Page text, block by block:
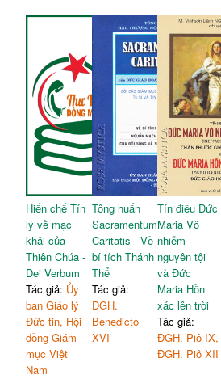
Hiến chế Tín
lý về mạc
khải của
Thiên Chúa -
Dei Verbum
Tác giả: Ủy
ban Giáo lý
Đức tin, Hội
đồng Giám
mục Việt
Nam
Tông huấn
Sacramentum
Caritatis - Về
bí tích Thánh
Thể
Tác giả:
ĐGH.
Benedicto
XVI
Tín điều Đức
Maria Vô
nhiễm
nguyên tội
và Đức
Maria Hồn
xác lên trời
Tác giả:
ĐGH. Piô IX,
ĐGH. Piô XII